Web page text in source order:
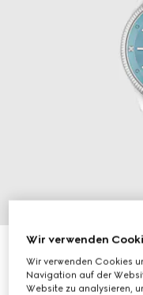
G-Timeless Uhr, 29 mm
€ 1.400
Wir verwenden
Wir verwenden Cookies
Navigation auf der
Website zu analysieren,